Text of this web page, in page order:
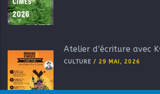
Atelier d’écriture avec
CULTURE / 29 MAI, 2026